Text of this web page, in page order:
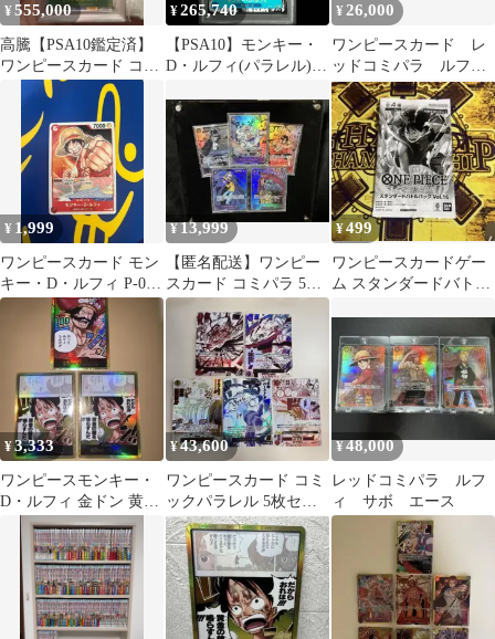
¥555,000
高騰【PSA10鑑定済】
ワンピースカード コミ
パラ モンキー・Ｄ・ル
¥265,740
【PSA10】モンキー・
D・ルフィ(パラレル)
ミックパラレル・コミ
パラ・漫画背景) P-SEC
OP11-118 1枚
¥ 26,000
ワンピースカード レ
ッドコミパラ ルフ
ィ サボ エース 観
賞用
¥ 1,999
ワンピースカード モン
キー・D・ルフィ P-001
プロモカード
¥13,999
【匿名配送】ワンピー
スカード コミパラ 5枚
【観賞用】
¥499
ワンピースカードゲー
ム スタンダードバトル
¥3,333
ワンピースモンキー・
D・ルフィ 金ドン 黄金
の鐘 神の島の冒険
¥43,600
ワンピースカード コミ
ックパラレル 5枚セッ
ト
¥48,000
レッドコミパラ ルフ
ィ サボ エース